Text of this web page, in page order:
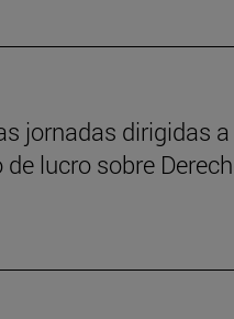
jornadas dirigidas
lucro sobre